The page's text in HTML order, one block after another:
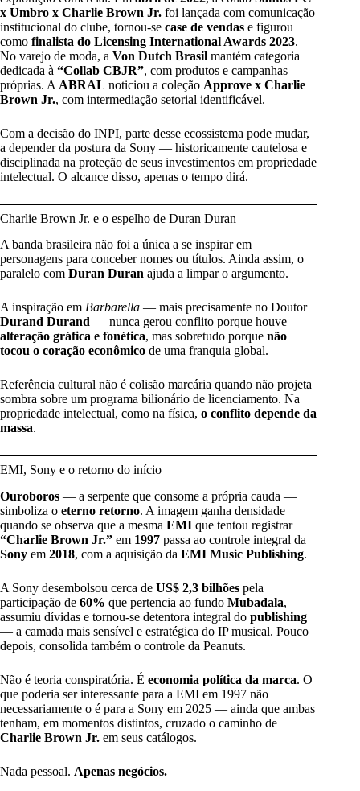
x Umbro x Charlie Brown Jr. foi lançada com comunicação
institucional do clube, tornou-se case de vendas e figurou
como finalista do Licensing International Awards 2023.
No varejo de moda, a Von Dutch Brasil mantém categoria
dedicada à “Collab CBJR”, com produtos e campanhas
próprias. A ABRAL noticiou a coleção Approve x Charlie
Brown Jr., com intermediação setorial identificável.
Com a decisão do INPI, parte desse ecossistema pode mudar,
a depender da postura da Sony — historicamente cautelosa e
disciplinada na proteção de seus investimentos em propriedade
intelectual. O alcance disso, apenas o tempo dirá.
Charlie Brown Jr. e o espelho de Duran Duran
A banda brasileira não foi a única a se inspirar em
personagens para conceber nomes ou títulos. Ainda assim, o
paralelo com Duran Duran ajuda a limpar o argumento.
A inspiração em Barbarella — mais precisamente no Doutor
Durand Durand — nunca gerou conflito porque houve
alteração gráfica e fonética, mas sobretudo porque não
tocou o coração econômico de uma franquia global.
Referência cultural não é colisão marcária quando não projeta
sombra sobre um programa bilionário de licenciamento. Na
propriedade intelectual, como na física, o conflito depende da
massa.
EMI, Sony e o retorno do início
Ouroboros — a serpente que consome a própria cauda —
simboliza o eterno retorno. A imagem ganha densidade
quando se observa que a mesma EMI que tentou registrar
“Charlie Brown Jr.” em 1997 passa ao controle integral da
Sony em 2018, com a aquisição da EMI Music Publishing.
A Sony desembolsou cerca de US$ 2,3 bilhões pela
participação de 60% que pertencia ao fundo Mubadala,
assumiu dívidas e tornou-se detentora integral do publishing
— a camada mais sensível e estratégica do IP musical. Pouco
depois, consolida também o controle da Peanuts.
Não é teoria conspiratória. É economia política da marca. O
que poderia ser interessante para a EMI em 1997 não
necessariamente o é para a Sony em 2025 — ainda que ambas
tenham, em momentos distintos, cruzado o caminho de
Charlie Brown Jr. em seus catálogos.
Nada pessoal. Apenas negócios.